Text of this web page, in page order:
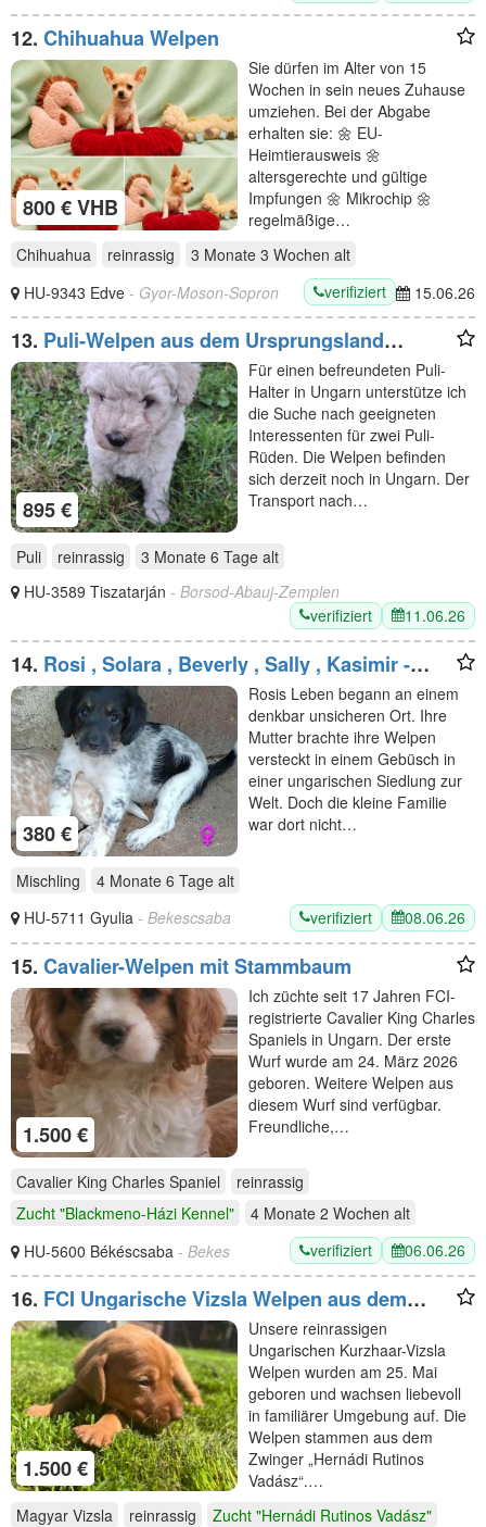
12. Chihuahua Welpen
800 € VHB
Sie dürfen im Alter von 15
Wochen in sein neues Zuhause
umziehen. Bei der Abgabe
erhalten sie: 🌼 EU-
Heimtierausweis 🌼
altersgerechte und gültige
Impfungen 🌼 Mikrochip 🌼
regelmäßige…
Chihuahua
reinrassig 3 Monate 3 Wochen alt
HU-9343 Edve - Gyor-Moson-Sopron verifiziert 15.06.26
13. Puli-Welpen aus dem Ursprungsland
Ungarn – Referenzhund in Deutschland
895 €
Für einen befreundeten Puli-
Halter in Ungarn unterstütze ich
die Suche nach geeigneten
Interessenten für zwei Puli-
Rüden. Die Welpen befinden
sich derzeit noch in Ungarn. Der
Transport nach…
Puli reinrassig 3 Monate 6 Tage alt
HU-3589 Tiszatarján - Borsod-Abauj-Zemplen
verifiziert
11.06.26
14. Rosi , Solara , Beverly , Sally , Kasimir -
wollen die Welt entdecken
380 €
Rosis Leben begann an einem
denkbar unsicheren Ort. Ihre
Mutter brachte ihre Welpen
versteckt in einem Gebüsch in
einer ungarischen Siedlung zur
Welt. Doch die kleine Familie
war dort nicht…
Mischling 4 Monate 6 Tage alt
HU-5711 Gyulia - Bekescsaba verifiziert 08.06.26
15. Cavalier-Welpen mit Stammbaum
1.500 €
Ich züchte seit 17 Jahren FCI-
registrierte Cavalier King Charles
Spaniels in Ungarn. Der erste
Wurf wurde am 24. März 2026
geboren. Weitere Welpen aus
diesem Wurf sind verfügbar.
Freundliche,…
Cavalier King Charles Spaniel
reinrassig
Zucht "Blackmeno-Házi Kennel"
4 Monate 2 Wochen alt
HU-5600 Békéscsaba - Bekes verifiziert 06.06.26
16. FCI Ungarische Vizsla Welpen aus dem
Zwinger „Hernádi Rutinos Vadász“
1.500 €
Unsere reinrassigen
Ungarischen Kurzhaar-Vizsla
Welpen wurden am 25. Mai
geboren und wachsen liebevoll
in familiärer Umgebung auf. Die
Welpen stammen aus dem
Zwinger „Hernádi Rutinos
Vadász“.…
Magyar Vizsla
reinrassig
Zucht "Hernádi Rutinos Vadász"